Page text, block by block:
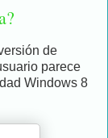
de
parece
Windows 8